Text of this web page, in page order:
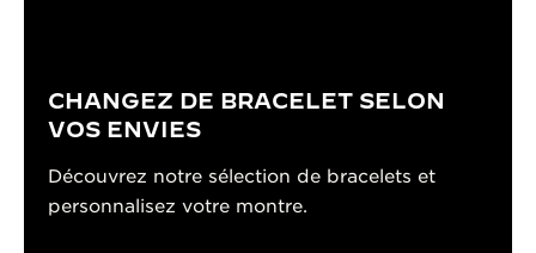
CHANGEZ DE BRACELET SELON
VOS ENVIES
Découvrez notre sélection de bracelets et
personnalisez votre montre.